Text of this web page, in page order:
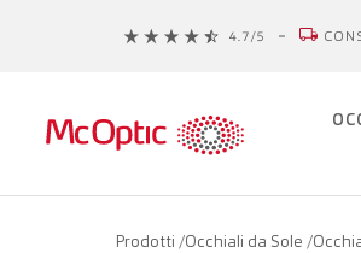
Prodotti /Occhiali da Sole /